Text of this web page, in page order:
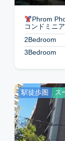
Phrom
コンドミニ
2Bedroom
3Bedroom
駅徒歩圏 ス